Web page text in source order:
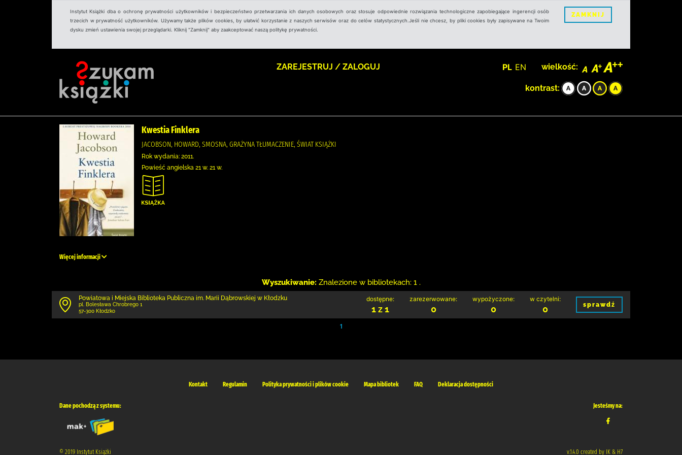
Instytut Książki dba o ochronę prywatności użytkowników i bezpieczeństwo przetwarzania ich danych osobowych oraz stosuje odpowiednie rozwiązania technologiczne zapobiegające ingerencji osób
trzecich w prywatność użytkowników. Używamy także plików cookies, by ułatwić korzystanie z naszych serwisów oraz do celów statystycznych.Jeśli nie chcesz, by pliki cookies były zapisywane na Twoim
dysku zmień ustawienia swojej przeglądarki. Kliknij "Zamknij" aby zaakceptować naszą politykę prywatności.
ZAMKNIJ
ZAREJESTRUJ / ZALOGUJ PL EN wielkość:
kontrast:
Kwestia Finklera
JACOBSON, HOWARD, SMOSNA, GRAŻYNA TŁUMACZENIE, ŚWIAT KSIĄŻKI
Rok wydania: 2011.
Powieść angielska 21 w. 21 w.
Więcej informacji
Wyszukiwanie: Znalezione w bibliotekach: 1 .
Powiatowa i Miejska Biblioteka Publiczna im. Marii Dąbrowskiej w Kłodzku
pl. Bolesława Chrobrego 1
57-300 Kłodzko
dostępne:
1 z 1
zarezerwowane:
0
wypożyczone:
0
w czytelni:
0 sprawdź
1
Kontakt Regulamin Polityka prywatności i plików cookie Mapa bibliotek FAQ Deklaracja dostępności
Dane pochodzą z systemu: Jesteśmy na:
© 2019 Instytut Książki v.1.4.0 created by IK & H7